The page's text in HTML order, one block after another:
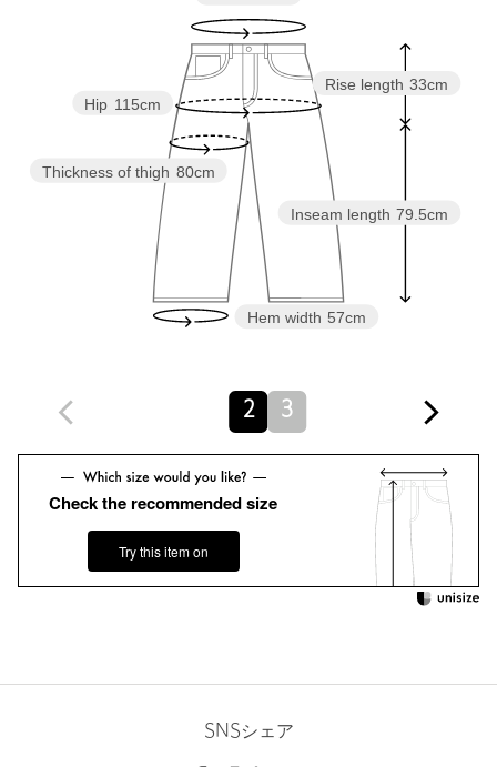
さまざまなラグジュアリーブランドで経験を積んだメンバーによ
って設立されたコッキは、当初より「人の手が見えるモノづく
り」をコンセプトに、多種多様な文化や伝統的技法を組み合わせ
て生まれるスタイルと、どこかほっとする雰囲気を重視してい
キルトやカンタ、スザニといった伝統的な手法に着目するばかり
でなく、得意とするカッティング技術やコラージュ技術を用い、
カレッジスウェットといったカジュアルなウェアをカーディガン
に仕立て直すなどしている。
※商品に「取り扱い上の注意書き」、「洗濯表示」がございます
場合は、使用前に必ずご確認ください。
※商品画像は、光の当たり具合やパソコンなどの閲覧環境によ
※商品の色味の目安は、商品単体の画像をご参照ください。
品名：KHOKI 14 Pleated Stripe 品番：55695000216
Inseam length 79.5cm
Rise length 33cm
Hem width 57cm
Thickness of thigh 80cm
Hip 115cm
2 3
Check the recommended size
Try this item on
SNSシェア